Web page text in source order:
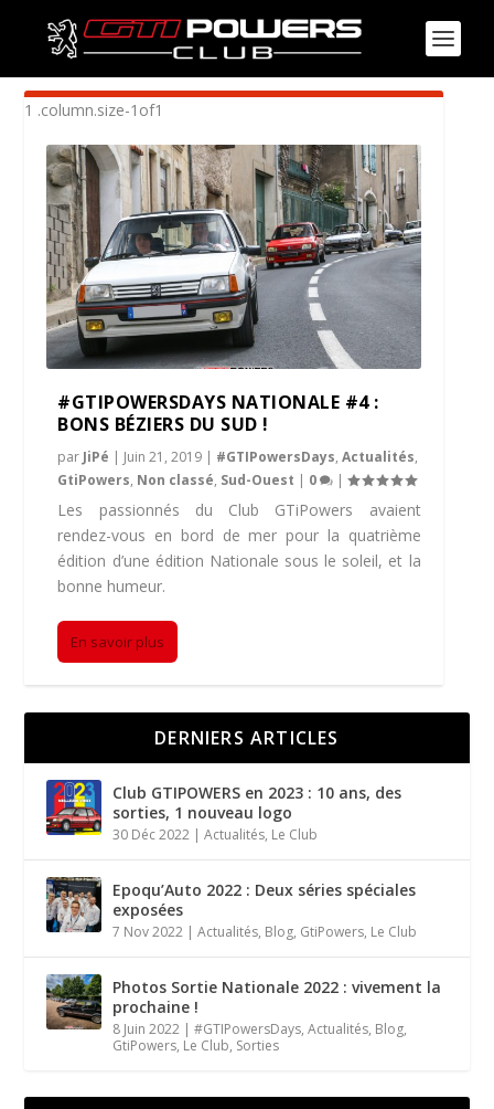
ÉTIQUETTE :205 GENTRY
#GTIPOWERSDAYS NATIONALE #4 :
BONS BÉZIERS DU SUD !
par JiPé | Juin 21, 2019 | #GTIPowersDays,Actualités,
GtiPowers, Non classé, Sud-Ouest | 0 |
Les passionnés du Club GTiPowers avaient
rendez-vous en bord de mer pour la quatrième
édition d’une édition Nationale sous le soleil, et la
bonne humeur.
En savoir plus
DERNIERS ARTICLES
Club GTIPOWERS en 2023 : 10 ans, des
sorties, 1 nouveau logo
30 Déc 2022 |Actualités, Le Club
Epoqu’Auto 2022 : Deux séries spéciales
exposées
7 Nov 2022 |Actualités, Blog, GtiPowers, Le Club
Photos Sortie Nationale 2022 : vivement la
prochaine !
8 Juin 2022 |#GTIPowersDays,Actualités, Blog,
GtiPowers, Le Club, Sorties